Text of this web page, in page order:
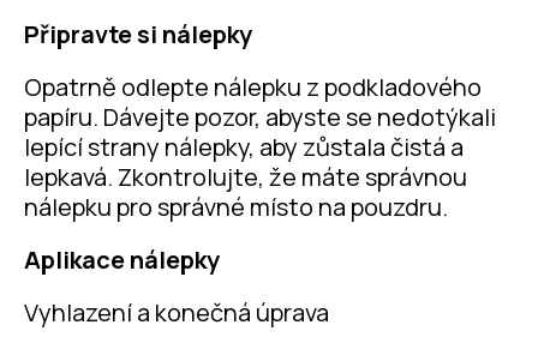
Připravte si nálepky
Opatrně odlepte nálepku z podkladového
papíru. Dávejte pozor, abyste se nedotýkali
lepící strany nálepky, aby zůstala čistá a
lepkavá. Zkontrolujte, že máte správnou
nálepku pro správné místo na pouzdru.
Aplikace nálepky
Vyhlazení a konečná úprava